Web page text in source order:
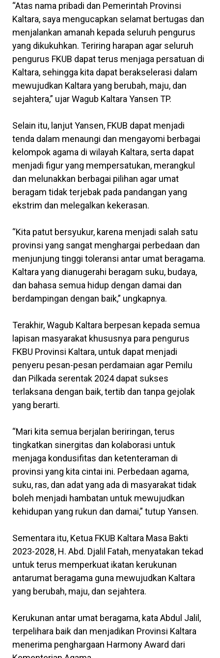
“Atas nama pribadi dan Pemerintah Provinsi
Kaltara, saya mengucapkan selamat bertugas dan
menjalankan amanah kepada seluruh pengurus
yang dikukuhkan. Teriring harapan agar seluruh
pengurus FKUB dapat terus menjaga persatuan di
Kaltara, sehingga kita dapat berakselerasi dalam
mewujudkan Kaltara yang berubah, maju, dan
sejahtera,” ujar Wagub Kaltara Yansen TP.
Selain itu, lanjut Yansen, FKUB dapat menjadi
tenda dalam menaungi dan mengayomi berbagai
kelompok agama di wilayah Kaltara, serta dapat
menjadi figur yang mempersatukan, merangkul
dan melunakkan berbagai pilihan agar umat
beragam tidak terjebak pada pandangan yang
ekstrim dan melegalkan kekerasan.
“Kita patut bersyukur, karena menjadi salah satu
provinsi yang sangat menghargai perbedaan dan
menjunjung tinggi toleransi antar umat beragama.
Kaltara yang dianugerahi beragam suku, budaya,
dan bahasa semua hidup dengan damai dan
berdampingan dengan baik,” ungkapnya.
Terakhir, Wagub Kaltara berpesan kepada semua
lapisan masyarakat khususnya para pengurus
FKBU Provinsi Kaltara, untuk dapat menjadi
penyeru pesan-pesan perdamaian agar Pemilu
dan Pilkada serentak 2024 dapat sukses
terlaksana dengan baik, tertib dan tanpa gejolak
yang berarti.
“Mari kita semua berjalan beriringan, terus
tingkatkan sinergitas dan kolaborasi untuk
menjaga kondusifitas dan ketenteraman di
provinsi yang kita cintai ini. Perbedaan agama,
suku, ras, dan adat yang ada di masyarakat tidak
boleh menjadi hambatan untuk mewujudkan
kehidupan yang rukun dan damai,” tutup Yansen.
Sementara itu, Ketua FKUB Kaltara Masa Bakti
2023-2028, H. Abd. Djalil Fatah, menyatakan tekad
untuk terus memperkuat ikatan kerukunan
antarumat beragama guna mewujudkan Kaltara
yang berubah, maju, dan sejahtera.
Kerukunan antar umat beragama, kata Abdul Jalil,
terpelihara baik dan menjadikan Provinsi Kaltara
menerima penghargaan Harmony Award dari